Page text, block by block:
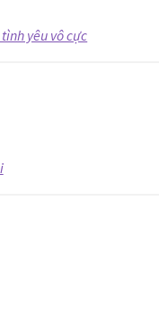
yêu vô cực